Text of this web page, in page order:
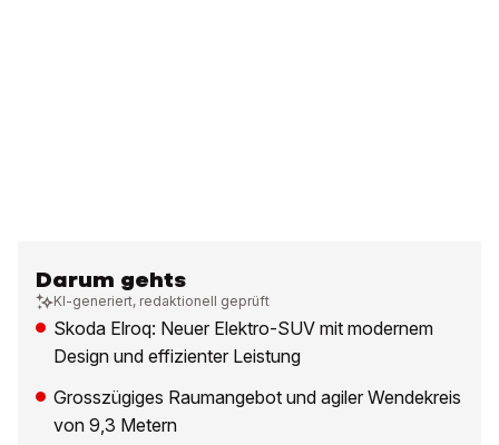
Darum gehts
KI-generiert, redaktionell geprüft
Skoda Elroq: Neuer Elektro-SUV mit modernem
Design und effizienter Leistung
Grosszügiges Raumangebot und agiler Wendekreis
von 9,3 Metern